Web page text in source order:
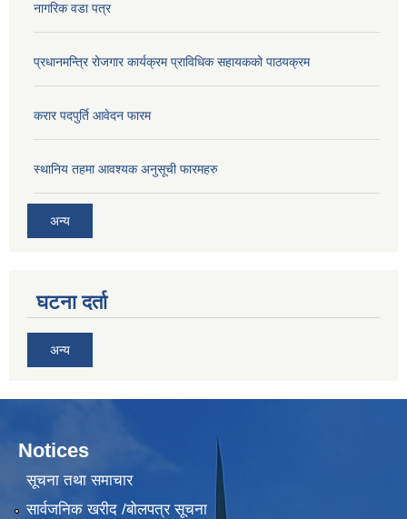
नागरिक वडा पत्र
प्रधानमन्त्रि रोजगार कार्यक्रम प्राविधिक सहायकको पाठयक्रम
करार पदपुर्ति आवेदन फारम
स्थानिय तहमा आवश्यक अनुसूची फारमहरु
अन्य
घटना दर्ता
अन्य
Notices
सूचना तथा समाचार
सार्वजनिक खरीद /बोलपत्र सूचना